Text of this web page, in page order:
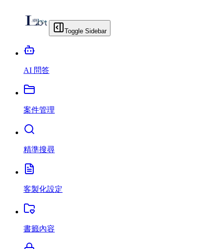
Toggle Sidebar
AI 問答
案件管理
精準搜尋
客製化設定
書籤內容